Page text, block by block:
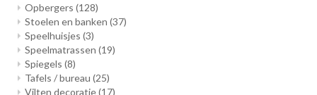
Opbergers (128)
Stoelen en banken (37)
Speelhuisjes (3)
Speelmatrassen (19)
Spiegels (8)
Tafels / bureau (25)
Vilten decoratie(17)